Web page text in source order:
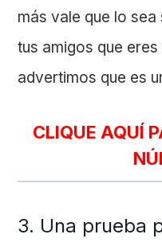
más vale que lo
tus amigos que
advertimos que es
CLIQUE AQUÍ
3. Una prueba